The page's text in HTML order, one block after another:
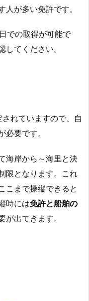
が多い免許です。
での取得が可能で
てください。
されていますので、自
要です。
海岸から～海里と決
限となります。これ
こまで操縦できると
時には免許と船舶の
が出てきます。